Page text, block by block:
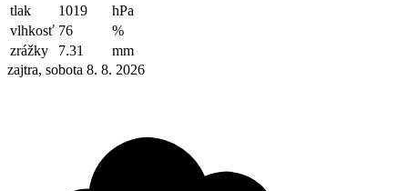
tlak
1019
hPa
vlhkosť 76
%
zrážky
7.31
mm
zajtra, sobota 8. 8. 2026